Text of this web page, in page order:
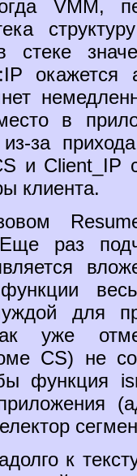
VMM,
стеке
в
из-за
и Client_IP
клиента.
раз
для
уже
CS) не
функция
к